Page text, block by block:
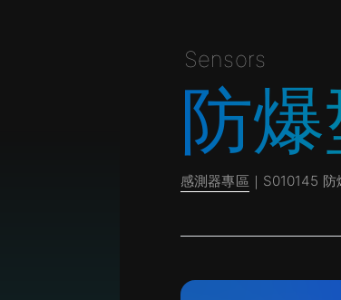
Sensors
防
感測器專區 ｜S010145